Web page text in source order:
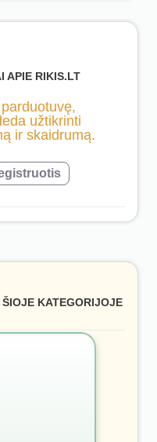
APIE RIKIS.LT
užtikrinti
ir skaidrumą.
KATEGORIJOJE